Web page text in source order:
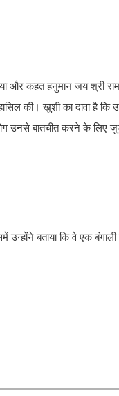
और कहत हनुमान जय
की। खुशी का दावा है कि
उनसे बातचीत करने के लिए
बताया कि वे एक